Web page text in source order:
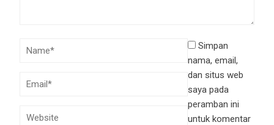
Simpan
nama, email,
dan situs web
saya pada
peramban ini
untuk komentar